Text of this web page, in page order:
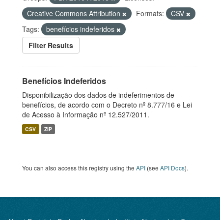
Creative Commons Attribution
Formats:
CSV
Tags:
benefícios indeferidos
Filter Results
Benefícios Indeferidos
Disponibilização dos dados de indeferimentos de
benefícios, de acordo com o Decreto nº 8.777/16 e Lei
de Acesso à Informação nº 12.527/2011.
CSV ZIP
You can also access this registry using the API (see API Docs).